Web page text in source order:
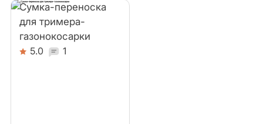
Сумка-переноска
для тримера-
газонокосарки
5.0 1